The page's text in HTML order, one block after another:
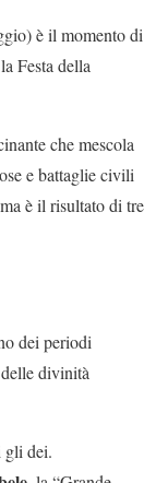
è il momento di
Festa della
che mescola
e battaglie civili
è il risultato di tre
dei periodi
divinità
gli dei.